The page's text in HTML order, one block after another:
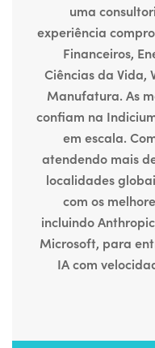
uma
experiência
Financeiros,
Ciências da Vida,
Manufatura. As
confiam na
em escala.
atendendo mais
localidades
com os
incluindo
Microsoft, para
IA com